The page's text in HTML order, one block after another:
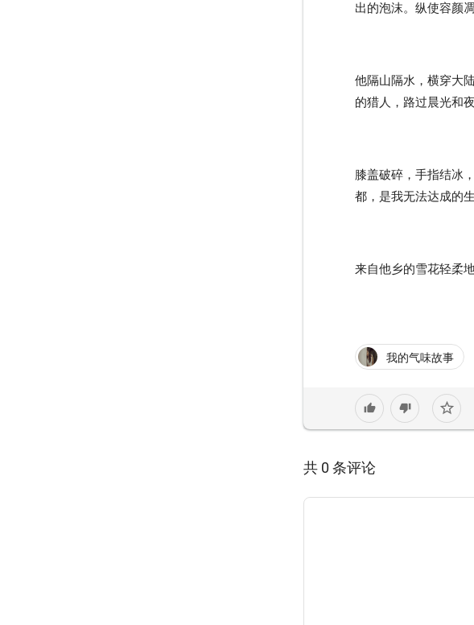
出的泡沫。纵使容颜
他隔山隔水，横穿大
的猎人，路过晨光和
膝盖破碎，手指结冰
都，是我无法达成的
来自他乡的雪花轻柔
我的气味故事
thumb_up thumb_down star_border
共 0 条评论